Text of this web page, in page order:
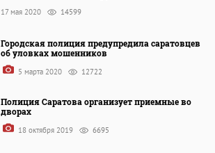
17 мая 2020 14599
Городская полиция предупредила саратовцев
об уловках мошенников
5 марта 2020 12722
Полиция Саратова организует приемные во
дворах
18 октября 2019 6695